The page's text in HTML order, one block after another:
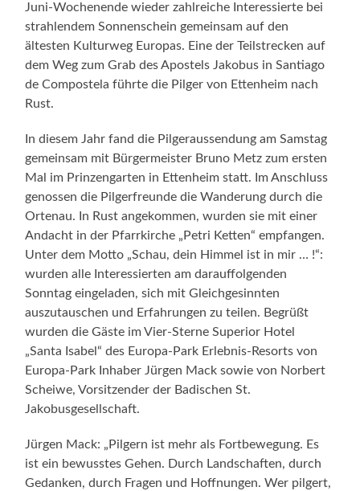
Juni-Wochenende wieder zahlreiche Interessierte bei
strahlendem Sonnenschein gemeinsam auf den
ältesten Kulturweg Europas. Eine der Teilstrecken auf
dem Weg zum Grab des Apostels Jakobus in Santiago
de Compostela führte die Pilger von Ettenheim nach
Rust.
In diesem Jahr fand die Pilgeraussendung am Samstag
gemeinsam mit Bürgermeister Bruno Metz zum ersten
Mal im Prinzengarten in Ettenheim statt. Im Anschluss
genossen die Pilgerfreunde die Wanderung durch die
Ortenau. In Rust angekommen, wurden sie mit einer
Andacht in der Pfarrkirche „Petri Ketten“ empfangen.
Unter dem Motto „Schau, dein Himmel ist in mir … !“:
wurden alle Interessierten am darauffolgenden
Sonntag eingeladen, sich mit Gleichgesinnten
auszutauschen und Erfahrungen zu teilen. Begrüßt
wurden die Gäste im Vier-Sterne Superior Hotel
„Santa Isabel“ des Europa-Park Erlebnis-Resorts von
Europa-Park Inhaber Jürgen Mack sowie von Norbert
Scheiwe, Vorsitzender der Badischen St.
Jakobusgesellschaft.
Jürgen Mack: „Pilgern ist mehr als Fortbewegung. Es
ist ein bewusstes Gehen. Durch Landschaften, durch
Gedanken, durch Fragen und Hoffnungen. Wer pilgert,